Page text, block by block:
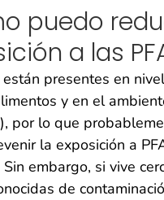
puedo
a las
están presentes en
y en el
por lo que
la exposición a
embargo, si vive
de